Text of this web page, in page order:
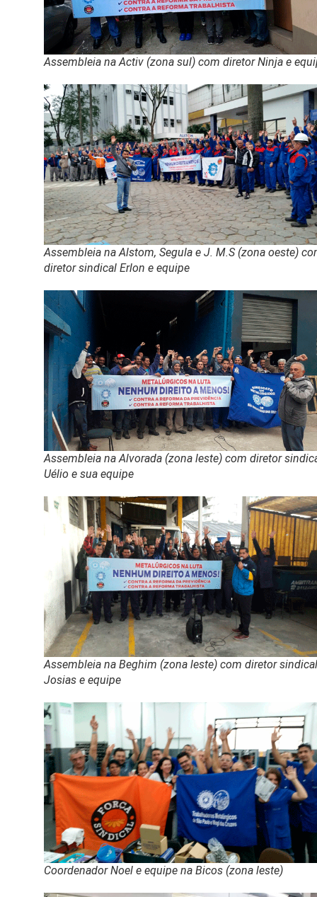
Assembleia na Activ (zona sul) com diretor Ninja e
Assembleia na Alstom, Segula e J. M.S (zona oeste)
diretor sindical Erlon e equipe
Assembleia na Alvorada (zona leste) com diretor
Uélio e sua equipe
Assembleia na Beghim (zona leste) com diretor
Josias e equipe
Coordenador Noel e equipe na Bicos (zona leste)